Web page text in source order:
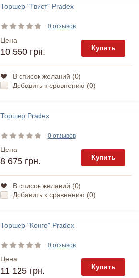
Торшер "Твист" Pradex
0 отзывов
Цена
10 550 грн. Купить
В список желаний (0)
Добавить к сравнению (0)
Торшер Pradex
0 отзывов
Цена
8 675 грн. Купить
В список желаний (0)
Добавить к сравнению (0)
Торшер "Конго" Pradex
0 отзывов
Цена
11 125 грн. Купить